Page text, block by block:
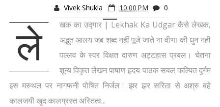
Vivek Shukla 10:00 PM 0
ले
खक का उद्गार | Lekhak Ka Udgar कैसे लेखक,
अद्भुत आलय जब शब्द नहीं पूजे जाते ना वीणा की धुन नही
पल्लव के स्वर विक्षत दारुण अट्टहास प्रबल। चेतना
शून्य विकृत लेखन पाषाण हृदय पाठक सबल कल्पित दुर्गम
इस मरुथल पर नागफनी पोषित निर्जल। झर झर सरिता से अश्रु बहे
कालजयी खुद कालग्रस्त अस्तित्व...